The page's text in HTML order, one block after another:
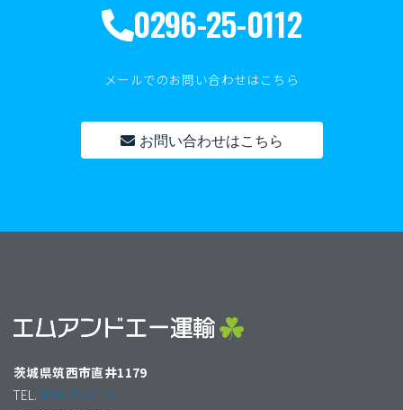
0296-25-0112
メールでのお問い合わせはこちら
お問い合わせはこちら
茨城県筑西市直井1179
TEL.0296-25-0112